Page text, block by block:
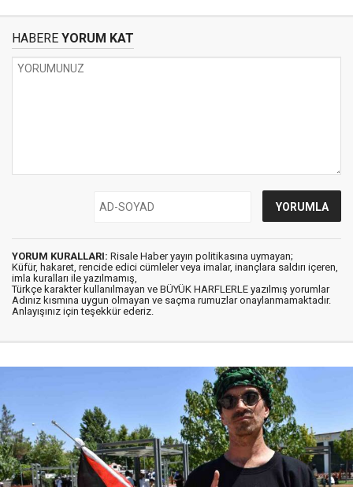
HABERE YORUM KAT
YORUM KURALLARI: Risale Haber yayın politikasına uymayan;
Küfür, hakaret, rencide edici cümleler veya imalar, inançlara saldırı içeren,
imla kuralları ile yazılmamış,
Türkçe karakter kullanılmayan ve BÜYÜK HARFLERLE yazılmış yorumlar
Adınız kısmına uygun olmayan ve saçma rumuzlar onaylanmamaktadır.
Anlayışınız için teşekkür ederiz.